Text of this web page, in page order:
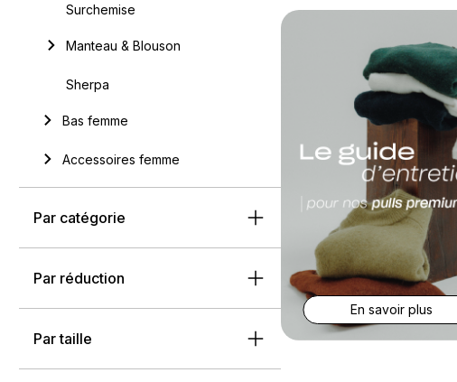
Surchemise
Manteau & Blouson
Sherpa
Bas femme
Accessoires femme
Par catégorie
Par réduction
Par taille
En savoir plus